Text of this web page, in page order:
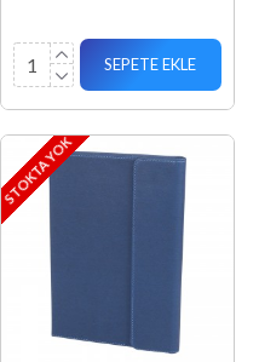
SEPETE EKLE
STOKTA YOK